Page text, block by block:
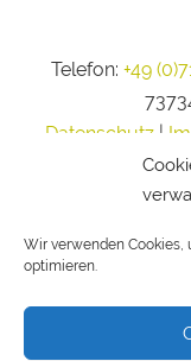
Wir verwenden Cookies,
optimieren.
Telefon: +49
Datenschutz|